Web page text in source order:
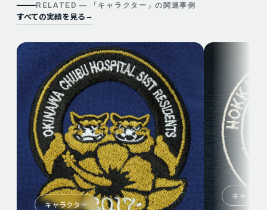
RELATED — 「 キャラクター 」の関連事例
すべての実績を見る →
キャラクター
キャラク